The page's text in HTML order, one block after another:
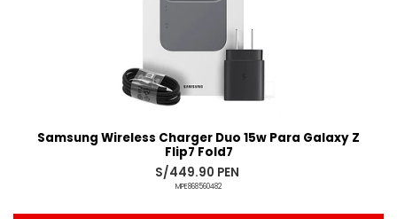
Samsung Wireless Charger Duo 15w Para Galaxy Z
Flip7 Fold7
S/449.90 PEN
MPE868560482